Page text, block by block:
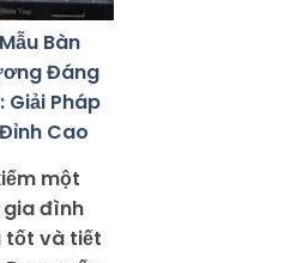
Bàn
Đáng
Giải Pháp
Cao
một
đình
tốt và tiết